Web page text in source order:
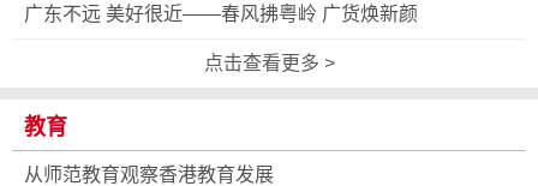
广东不远 美好很近——春风拂粤岭 广货焕新颜
点击查看更多 >
教育
从师范教育观察香港教育发展